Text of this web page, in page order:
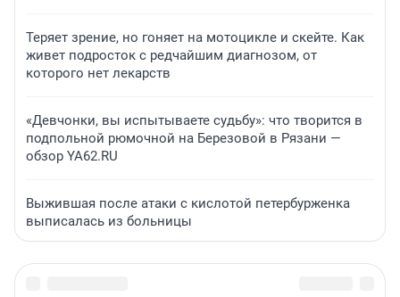
Теряет зрение, но гоняет на мотоцикле и скейте. Как
живет подросток с редчайшим диагнозом, от
которого нет лекарств
«Девчонки, вы испытываете судьбу»: что творится в
подпольной рюмочной на Березовой в Рязани —
обзор YA62.RU
Выжившая после атаки с кислотой петербурженка
выписалась из больницы